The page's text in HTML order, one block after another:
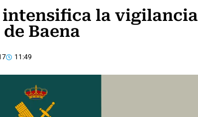
la vigilancia
Baena
11:49